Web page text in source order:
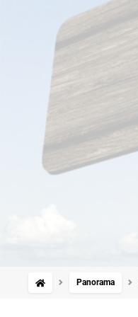
Panorama